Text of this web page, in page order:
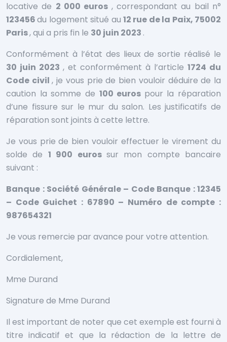
locative de 2 000 euros , correspondant au bail n°
123456du logement situé au12 rue de la Paix, 75002
Paris, qui a pris fin le 30 juin 2023 .
Conformément à l’état des lieux de sortie réalisé le
30 juin 2023 , et conformément à l’article 1724 du
Code civil, je vous prie de bien vouloir déduire de la
caution la somme de 100 euros pour la réparation
d’une fissure sur le mur du salon. Les justificatifs de
réparation sont joints à cette lettre.
Je vous prie de bien vouloir effectuer le virement du
solde de 1 900 euros sur mon compte bancaire
suivant :
Banque : Société Générale – Code Banque : 12345
– Code Guichet : 67890 – Numéro de compte :
987654321
Je vous remercie par avance pour votre attention.
Cordialement,
Mme Durand
Signature de Mme Durand
Il est important de noter que cet exemple est fourni à
titre indicatif et que la rédaction de la lettre de